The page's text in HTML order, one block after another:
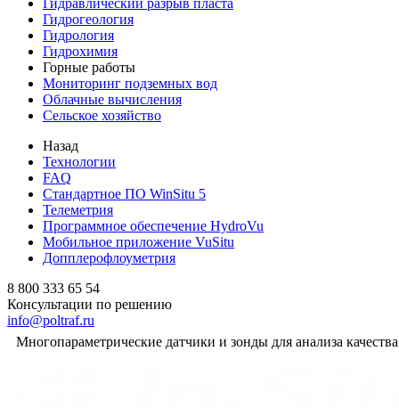
Гидравлический разрыв пласта
Гидрогеология
Гидрология
Гидрохимия
Горные работы
Мониторинг подземных вод
Облачные вычисления
Сельское хозяйство
Назад
Технологии
FAQ
Стандартное ПО WinSitu 5
Телеметрия
Программное обеспечение HydroVu
Мобильное приложение VuSitu
Допплерофлоуметрия
8 800 333 65 54
Консультации по решению
info@poltraf.ru
Многопараметрические датчики и зонды для анализа